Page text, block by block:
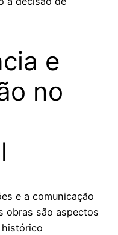
e
no
e a comunicação
obras são aspectos